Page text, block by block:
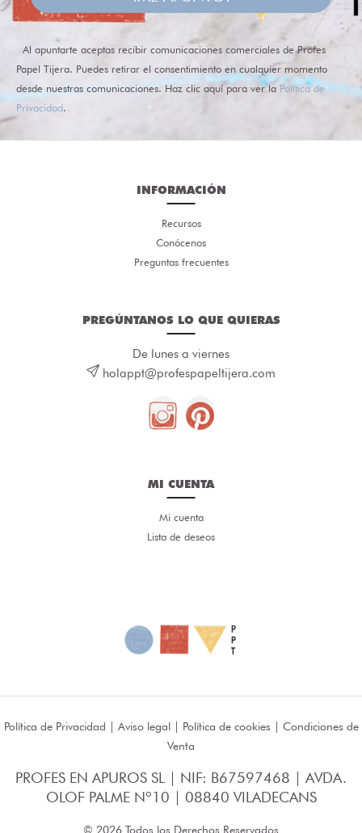
Al apuntarte aceptas recibir comunicaciones comerciales de Profes
Papel Tijera. Puedes retirar el consentimiento en cualquier momento
desde nuestras comunicaciones. Haz clic aquí para ver la Política de
Privacidad.
INFORMACIÓN
Recursos
Conócenos
Preguntas frecuentes
PREGÚNTANOS LO QUE QUIERAS
De lunes a viernes
holappt@profespapeltijera.com
MI CUENTA
Mi cuenta
Lista de deseos
Política de Privacidad | Aviso legal| Política de cookies | Condiciones de
Venta
PROFES EN APUROS SL | NIF: B67597468 | AVDA.
OLOF PALME Nº10 | 08840 VILADECANS
© 2026 Todos los Derechos Reservados